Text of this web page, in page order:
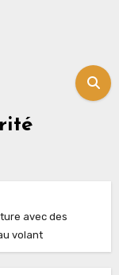
avec des
volant